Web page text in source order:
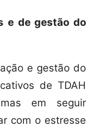
e de gestão do
e gestão do
de TDAH
em seguir
com o estresse